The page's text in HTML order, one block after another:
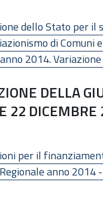
dello Stato per il
di Comuni
2014.
DELLA
22
per il
anno 2014